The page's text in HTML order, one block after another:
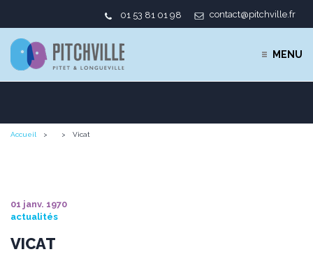
01 53 81 01 98 contact@pitchville.fr
MENU
Accueil Vicat
01 janv. 1970
actualités
VICAT